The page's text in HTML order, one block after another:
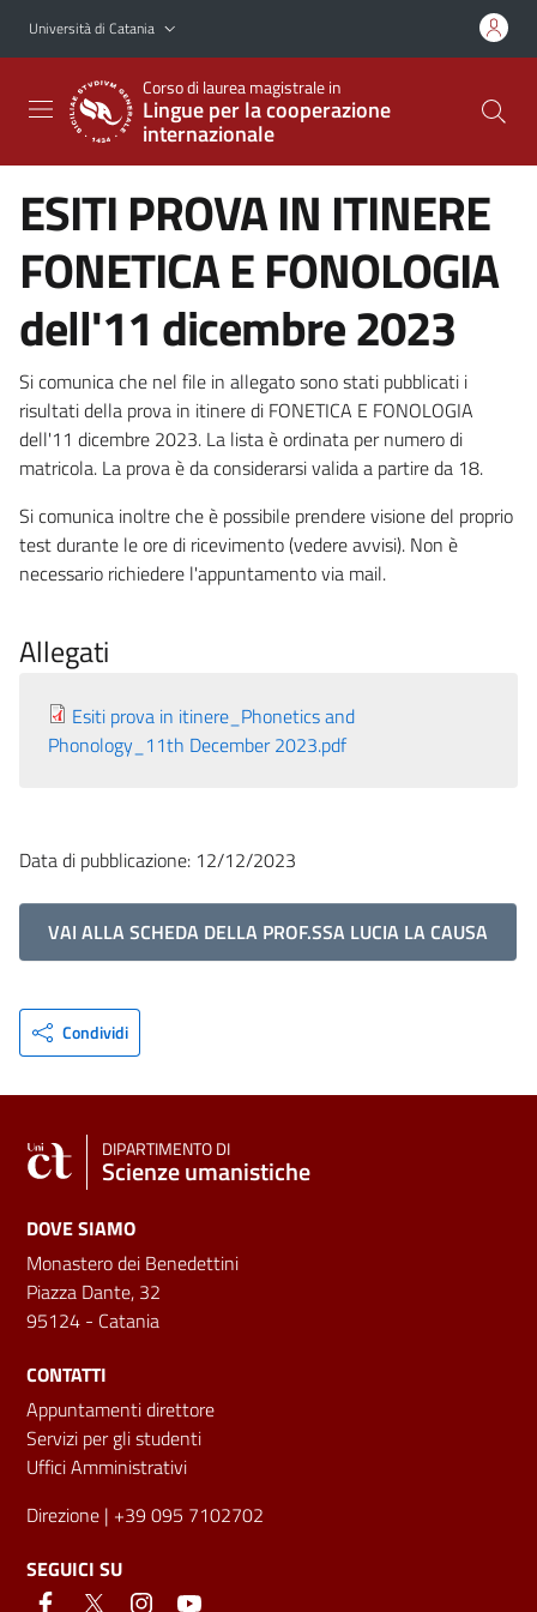
Vai al contenuto principale
Vai al menu di navigazione
Università di Catania
Corso di laurea magistrale in
Lingue per la cooperazione
internazionale
ESITI PROVA IN ITINERE
FONETICA E FONOLOGIA
dell'11 dicembre 2023
Si comunica che nel file in allegato sono stati pubblicati i
risultati della prova in itinere di FONETICA E FONOLOGIA
dell'11 dicembre 2023. La lista è ordinata per numero di
matricola. La prova è da considerarsi valida a partire da 18.
Si comunica inoltre che è possibile prendere visione del proprio
test durante le ore di ricevimento (vedere avvisi). Non è
necessario richiedere l'appuntamento via mail.
Allegati
Esiti prova in itinere_Phonetics and
Phonology_11th December 2023.pdf
Data di pubblicazione: 12/12/2023
VAI ALLA SCHEDA DELLA PROF.SSA LUCIA LA CAUSA
Condividi
DIPARTIMENTO DI
Scienze umanistiche
DOVE SIAMO
Monastero dei Benedettini
Piazza Dante, 32
95124 - Catania
CONTATTI
Appuntamenti direttore
Servizi per gli studenti
Uffici Amministrativi
Direzione | +39 095 7102702
SEGUICI SU